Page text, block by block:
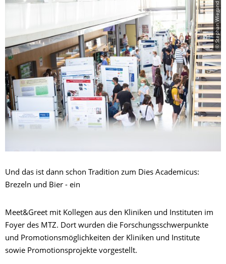
© Stephan Wiegand
Und das ist dann schon Tradition zum Dies Academicus:
Brezeln und Bier - ein
Meet&Greet mit Kollegen aus den Kliniken und Instituten im
Foyer des MTZ. Dort wurden die Forschungsschwerpunkte
und Promotionsmöglichkeiten der Kliniken und Institute
sowie Promotionsprojekte vorgestellt.